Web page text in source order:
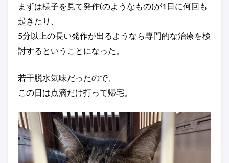
まずは様子を見て発作(のようなもの)が1日に何回も
起きたり、
5分以上の長い発作が出るようなら専門的な治療を検
討するということになった。
若干脱水気味だったので、
この日は点滴だけ打って帰宅。